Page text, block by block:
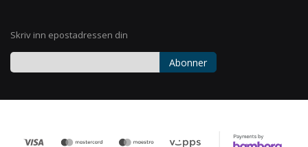
Skriv inn epostadressen din
nyhetsbrev:
Abonner